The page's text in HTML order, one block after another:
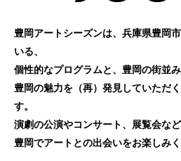
豊岡アートシーズンは、兵庫県豊岡
いる、
個性的なプログラムと、豊岡の街並
豊岡の魅力を（再）発見していただ
す。
演劇の公演やコンサート、展覧会な
豊岡でアートとの出会いをお楽しみく